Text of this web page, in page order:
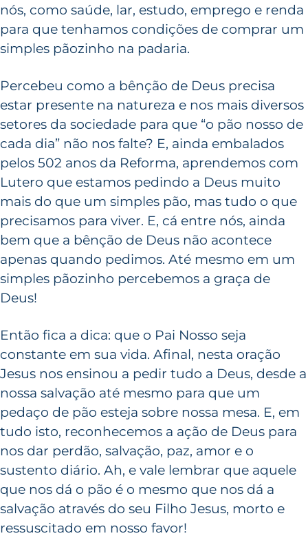
nós, como saúde, lar, estudo, emprego e renda
para que tenhamos condições de comprar um
simples pãozinho na padaria.
Percebeu como a bênção de Deus precisa
estar presente na natureza e nos mais diversos
setores da sociedade para que “o pão nosso de
cada dia” não nos falte? E, ainda embalados
pelos 502 anos da Reforma, aprendemos com
Lutero que estamos pedindo a Deus muito
mais do que um simples pão, mas tudo o que
precisamos para viver. E, cá entre nós, ainda
bem que a bênção de Deus não acontece
apenas quando pedimos. Até mesmo em um
simples pãozinho percebemos a graça de
Deus!
Então fica a dica: que o Pai Nosso seja
constante em sua vida. Afinal, nesta oração
Jesus nos ensinou a pedir tudo a Deus, desde a
nossa salvação até mesmo para que um
pedaço de pão esteja sobre nossa mesa. E, em
tudo isto, reconhecemos a ação de Deus para
nos dar perdão, salvação, paz, amor e o
sustento diário. Ah, e vale lembrar que aquele
que nos dá o pão é o mesmo que nos dá a
salvação através do seu Filho Jesus, morto e
ressuscitado em nosso favor!